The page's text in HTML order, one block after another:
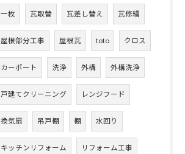
一枚 瓦取替 瓦差し替え 瓦修繕
屋根部分工事 屋根瓦 toto クロス
カーポート 洗浄 外構 外構洗浄
戸建てクリーニング レンジフード
換気扇 吊戸棚 棚 水回り
キッチンリフォーム リフォーム工事